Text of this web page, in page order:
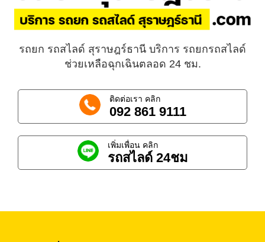
รถยก รถสไลด์ สุราษฎร์ธานี บริการ รถยกรถสไลด์
ช่วยเหลือฉุกเฉินตลอด 24 ชม.
ติดต่อเรา คลิก
092 861 9111
เพิ่มเพื่อน คลิก
รถสไลด์ 24ชม